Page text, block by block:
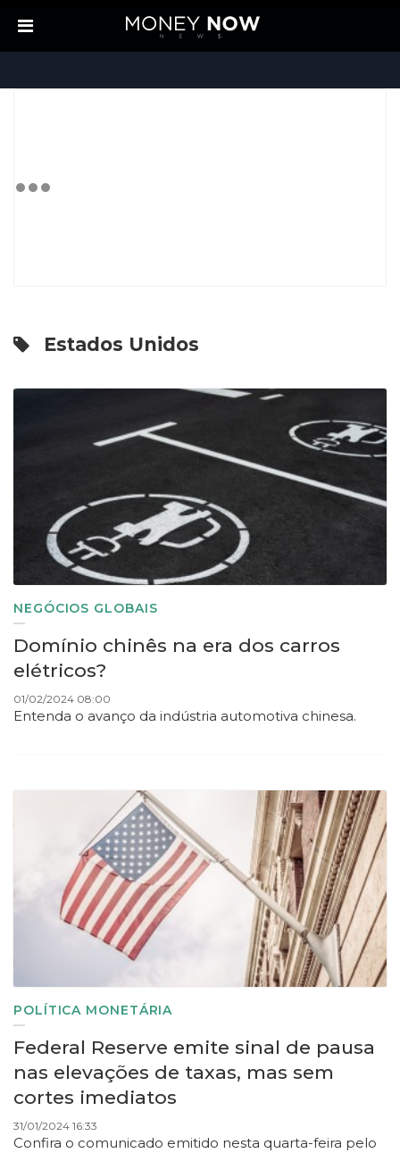
Estados Unidos
NEGÓCIOS GLOBAIS
Domínio chinês na era dos carros
elétricos?
01/02/2024 08:00
Entenda o avanço da indústria automotiva chinesa.
POLÍTICA MONETÁRIA
Federal Reserve emite sinal de pausa
nas elevações de taxas, mas sem
cortes imediatos
31/01/2024 16:33
Confira o comunicado emitido nesta quarta-feira pelo